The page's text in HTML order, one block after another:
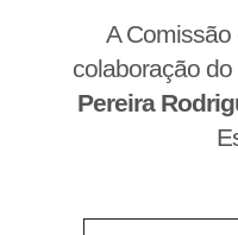
A
colaboração do
Pereira